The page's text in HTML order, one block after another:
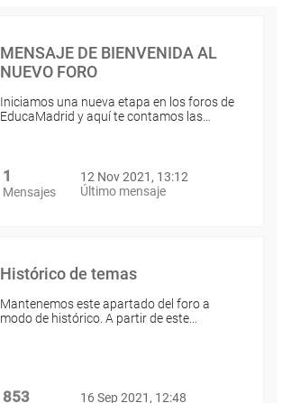
MENSAJE DE BIENVENIDA AL
NUEVO FORO
Iniciamos una nueva etapa en los foros de
EducaMadrid y aquí te contamos las…
1
Mensajes
12 Nov 2021, 13:12
Último mensaje
Histórico de temas
Mantenemos este apartado del foro a
modo de histórico. A partir de este…
853
16 Sep 2021, 12:48